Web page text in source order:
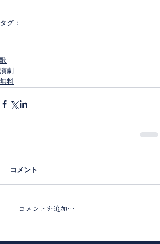
タグ：
歌
演劇
無料
コメント
コメントを追加…